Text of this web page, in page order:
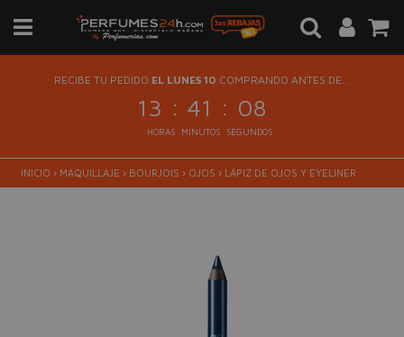
RECIBE TU PEDIDO EL LUNES 10 COMPRANDO ANTES DE...
13 : 41 : 08
HORAS MINUTOS SEGUNDOS
INICIO › MAQUILLAJE › BOURJOIS › OJOS › LÁPIZ DE OJOS Y EYELINER